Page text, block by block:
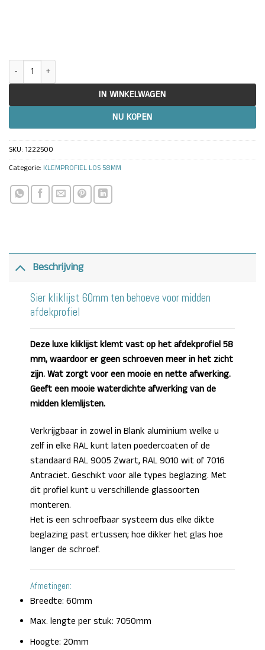
Midden Sier Kliklijst 60mm tbv Pext afdekprofiel Alu Brut - RAL 9005,
IN WINKELWAGEN
NU KOPEN
SKU: 1222500
Categorie: KLEMPROFIEL LOS 58MM
Beschrijving
Sier kliklijst 60mm ten behoeve voor midden
afdekprofiel
Deze luxe kliklijst klemt vast op het afdekprofiel 58
mm, waardoor er geen schroeven meer in het zicht
zijn. Wat zorgt voor een mooie en nette afwerking.
Geeft een mooie waterdichte afwerking van de
midden klemlijsten.
Verkrijgbaar in zowel in Blank aluminium welke u
zelf in elke RAL kunt laten poedercoaten of de
standaard RAL 9005 Zwart, RAL 9010 wit of 7016
Antraciet. Geschikt voor alle types beglazing. Met
dit profiel kunt u verschillende glassoorten
monteren.
Het is een schroefbaar systeem dus elke dikte
beglazing past ertussen; hoe dikker het glas hoe
langer de schroef.
Afmetingen:
Breedte: 60mm
Max. lengte per stuk: 7050mm
Hoogte: 20mm